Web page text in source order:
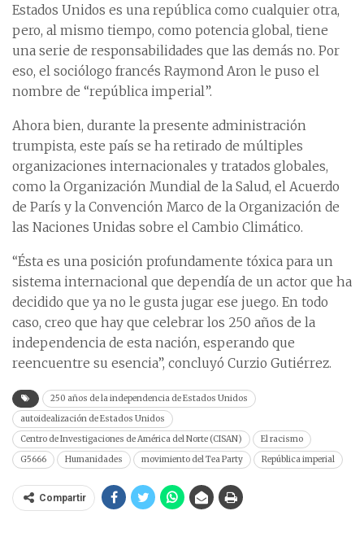
Estados Unidos es una república como cualquier otra,
pero, al mismo tiempo, como potencia global, tiene
una serie de responsabilidades que las demás no. Por
eso, el sociólogo francés Raymond Aron le puso el
nombre de “república imperial”.
Ahora bien, durante la presente administración
trumpista, este país se ha retirado de múltiples
organizaciones internacionales y tratados globales,
como la Organización Mundial de la Salud, el Acuerdo
de París y la Convención Marco de la Organización de
las Naciones Unidas sobre el Cambio Climático.
“Ésta es una posición profundamente tóxica para un
sistema internacional que dependía de un actor que ha
decidido que ya no le gusta jugar ese juego. En todo
caso, creo que hay que celebrar los 250 años de la
independencia de esta nación, esperando que
reencuentre su esencia”, concluyó Curzio Gutiérrez.
250 años de la independencia de Estados Unidos
autoidealización de Estados Unidos
Centro de Investigaciones de América del Norte (CISAN)
El racismo
G5666
Humanidades movimiento del Tea Party República imperial
Compartir